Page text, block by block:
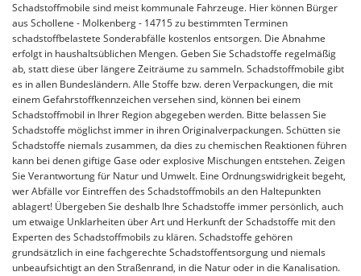
Schadstoffmobile sind meist kommunale Fahrzeuge. Hier können Bürger
aus Schollene - Molkenberg - 14715 zu bestimmten Terminen
schadstoffbelastete Sonderabfälle kostenlos entsorgen. Die Abnahme
erfolgt in haushaltsüblichen Mengen. Geben Sie Schadstoffe regelmäßig
ab, statt diese über längere Zeiträume zu sammeln. Schadstoffmobile gibt
es in allen Bundesländern. Alle Stoffe bzw. deren Verpackungen, die mit
einem Gefahrstoffkennzeichen versehen sind, können bei einem
Schadstoffmobil in Ihrer Region abgegeben werden. Bitte belassen Sie
Schadstoffe möglichst immer in ihren Originalverpackungen. Schütten sie
Schadstoffe niemals zusammen, da dies zu chemischen Reaktionen führen
kann bei denen giftige Gase oder explosive Mischungen entstehen. Zeigen
Sie Verantwortung für Natur und Umwelt. Eine Ordnungswidrigkeit begeht,
wer Abfälle vor Eintreffen des Schadstoffmobils an den Haltepunkten
ablagert! Übergeben Sie deshalb Ihre Schadstoffe immer persönlich, auch
um etwaige Unklarheiten über Art und Herkunft der Schadstoffe mit den
Experten des Schadstoffmobils zu klären. Schadstoffe gehören
grundsätzlich in eine fachgerechte Schadstoffentsorgung und niemals
unbeaufsichtigt an den Straßenrand, in die Natur oder in die Kanalisation.